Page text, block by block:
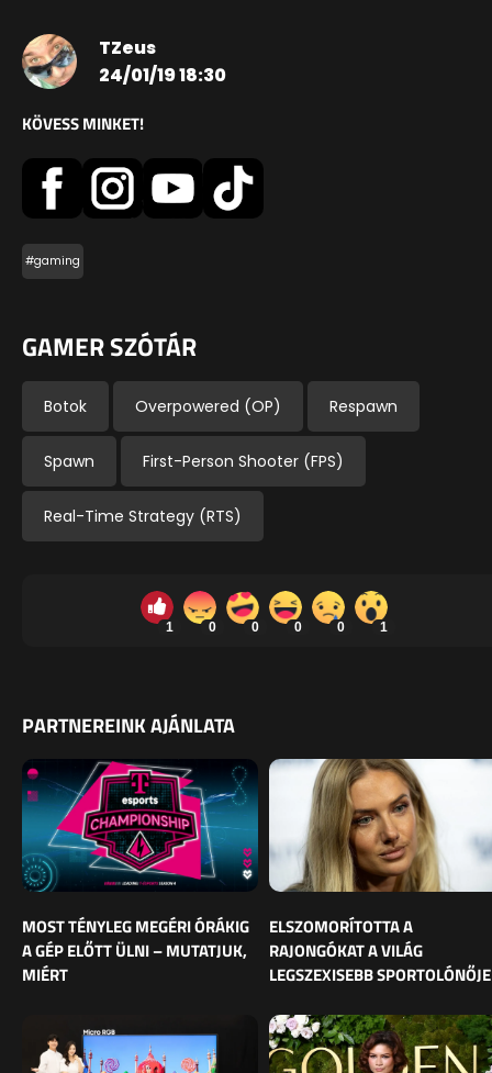
TZeus
24/01/19 18:30
KÖVESS MINKET!
#gaming
GAMER SZÓTÁR
Botok Overpowered (OP) Respawn
Spawn First-Person Shooter (FPS)
Real-Time Strategy (RTS)
1 0 0 0 0 1
PARTNEREINK AJÁNLATA
MOST TÉNYLEG MEGÉRI ÓRÁKIG
A GÉP ELŐTT ÜLNI – MUTATJUK,
MIÉRT
ELSZOMORÍTOTTA A
RAJONGÓKAT A VILÁG
LEGSZEXISEBB SPORTOLÓNŐJE